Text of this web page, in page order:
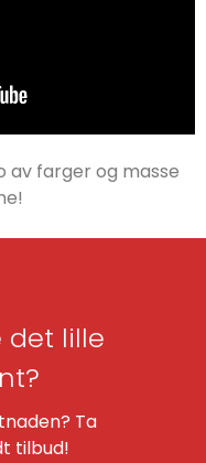
av farger og masse
det lille
Ta
tilbud!